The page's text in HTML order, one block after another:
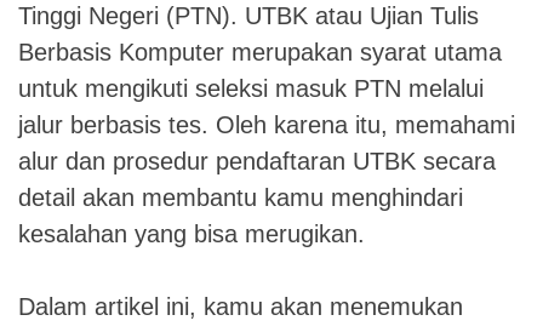
Tinggi Negeri (PTN). UTBK atau Ujian Tulis
Berbasis Komputer merupakan syarat utama
untuk mengikuti seleksi masuk PTN melalui
jalur berbasis tes. Oleh karena itu, memahami
alur dan prosedur pendaftaran UTBK secara
detail akan membantu kamu menghindari
kesalahan yang bisa merugikan.
Dalam artikel ini, kamu akan menemukan